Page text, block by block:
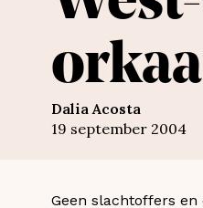
Dalia Acosta
19 september 2004
Geen slachtoffers